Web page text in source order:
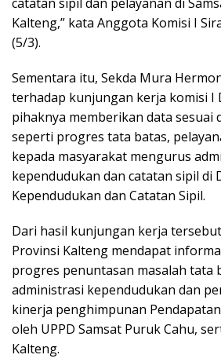
Kalteng,” kata Anggota Komisi I
(5/3).
Sementara itu, Sekda Mura
terhadap kunjungan kerja komisi I
pihaknya memberikan data sesuai
seperti progres tata batas,
kepada masyarakat mengurus
kependudukan dan catatan sipil di
Kependudukan dan Catatan Sipil.
Dari hasil kunjungan kerja
Provinsi Kalteng mendapat
progres penuntasan masalah tata
administrasi kependudukan dan
kinerja penghimpunan
oleh UPPD Samsat Puruk Cahu,
Kalteng.